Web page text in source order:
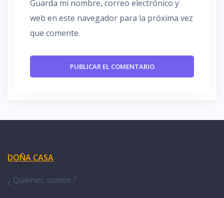
Guarda mi nombre, correo electrónico y
web en este navegador para la próxima vez
que comente.
DOÑA CASA
¿ Quienes somos ?